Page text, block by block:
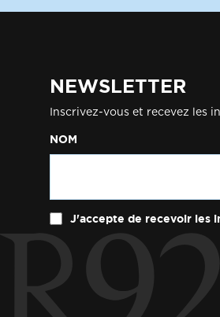
NEWSLETTER
Inscrivez-vous et recevez les
NOM
J'accepte de recevoir les